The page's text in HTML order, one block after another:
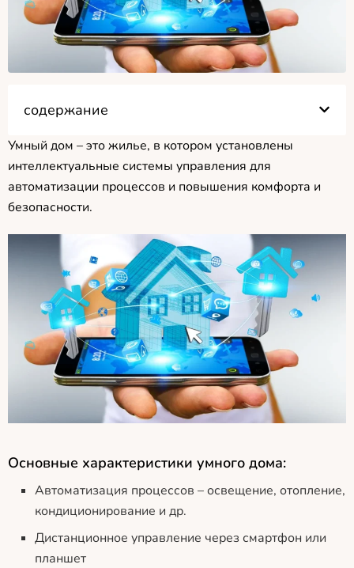
содержание
Умный дом – это жилье, в котором установлены
интеллектуальные системы управления для
автоматизации процессов и повышения комфорта и
безопасности.
Основные характеристики умного дома:
Автоматизация процессов – освещение, отопление,
кондиционирование и др.
Дистанционное управление через смартфон или
планшет